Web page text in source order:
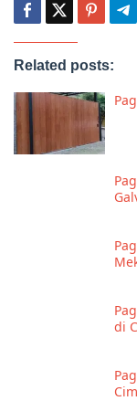
Related posts:
di